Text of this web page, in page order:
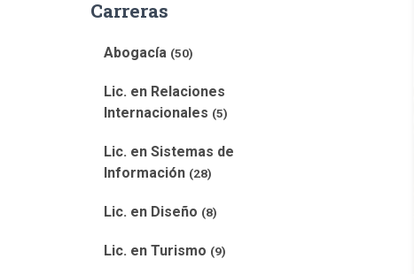
Carreras
Abogacía (50)
Lic. en Relaciones
Internacionales (5)
Lic. en Sistemas de
Información (28)
Lic. en Diseño (8)
Lic. en Turismo (9)